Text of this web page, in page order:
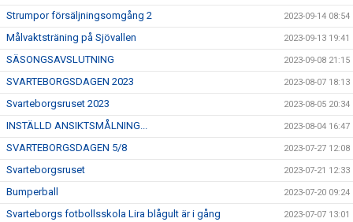
Strumpor försäljningsomgång 2 2023-09-14 08:54
Målvaktsträning på Sjövallen 2023-09-13 19:41
SÄSONGSAVSLUTNING 2023-09-08 21:15
SVARTEBORGSDAGEN 2023 2023-08-07 18:13
Svarteborgsruset 2023 2023-08-05 20:34
INSTÄLLD ANSIKTSMÅLNING... 2023-08-04 16:47
SVARTEBORGSDAGEN 5/8 2023-07-27 12:08
Svarteborgsruset 2023-07-21 12:33
Bumperball 2023-07-20 09:24
Svarteborgs fotbollsskola Lira blågult är i gång 2023-07-07 13:01